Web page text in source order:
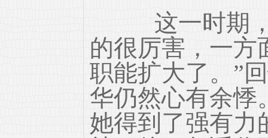
这一时期，
的很厉害，一方
职能扩大了。”
华仍然心有余悸
她得到了强有力